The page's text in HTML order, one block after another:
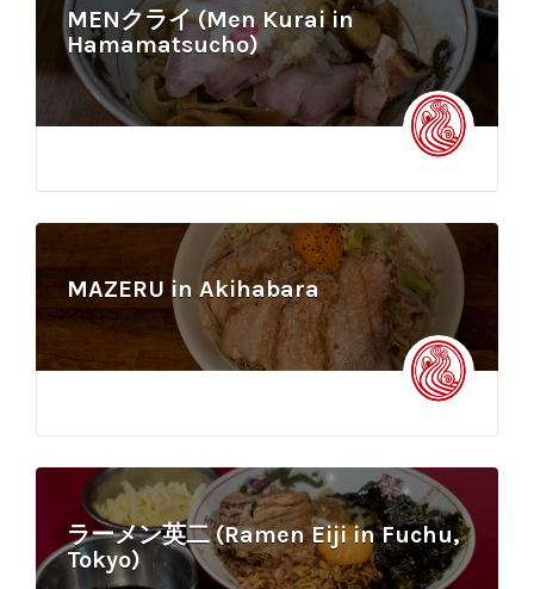
MENクライ (Men Kurai in
Hamamatsucho)
MAZERU in Akihabara
ラーメン英二 (Ramen Eiji in Fuchu,
Tokyo)